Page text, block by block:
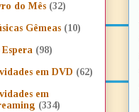
do Mês (32)
Gêmeas (10)
Espera (98)
em DVD (62)
em
(334)